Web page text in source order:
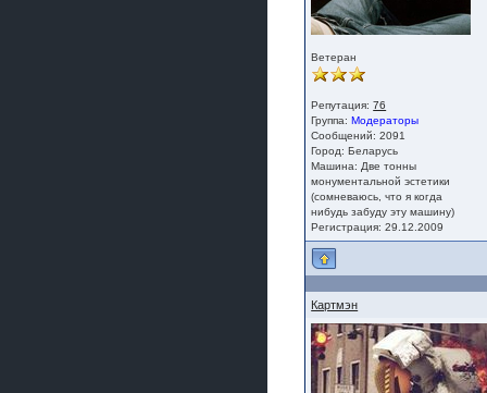
Ветеран
Репутация:76
Группа:Модераторы
Сообщений: 2091
Город: Беларусь
Машина: Две тонны
монументальной эстетики
(сомневаюсь, что я когда
нибудь забуду эту машину)
Регистрация: 29.12.2009
Картмэн